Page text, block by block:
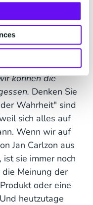
können die
Denken Sie
Wahrheit" sind
sich alles auf
Wenn wir auf
Jan Carlzon aus
sie immer noch
Meinung der
oder eine
heutzutage